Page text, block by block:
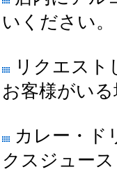
いください。
リクエスト
お客様がい
カレー・ド
クスジュー